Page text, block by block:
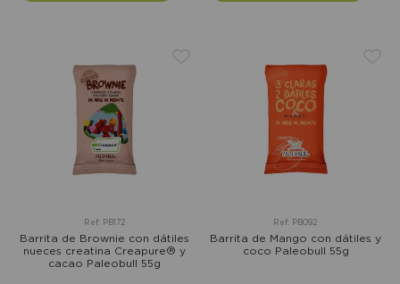
Ref: PB172
Barrita de Brownie con dátiles
nueces creatina Creapure® y
cacao Paleobull 55g
Ref: PB092
Barrita de Mango con dátiles y
coco Paleobull 55g